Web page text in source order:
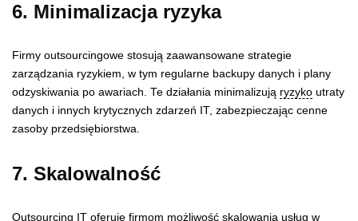
6. Minimalizacja ryzyka
Firmy outsourcingowe stosują zaawansowane strategie
zarządzania ryzykiem, w tym regularne backupy danych i plany
odzyskiwania po awariach. Te działania minimalizują ryzyko utraty
danych i innych krytycznych zdarzeń IT, zabezpieczając cenne
zasoby przedsiębiorstwa.
7. Skalowalność
Outsourcing IT oferuje firmom możliwość skalowania usług w